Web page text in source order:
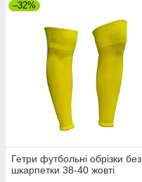
–32%
Гетри футбольні обрізки без
шкарпетки 38-40 жовті